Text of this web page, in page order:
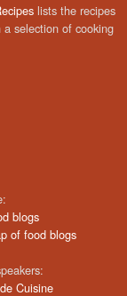
lists the recipes
a selection of cooking
blogs
of food blogs
Cuisine